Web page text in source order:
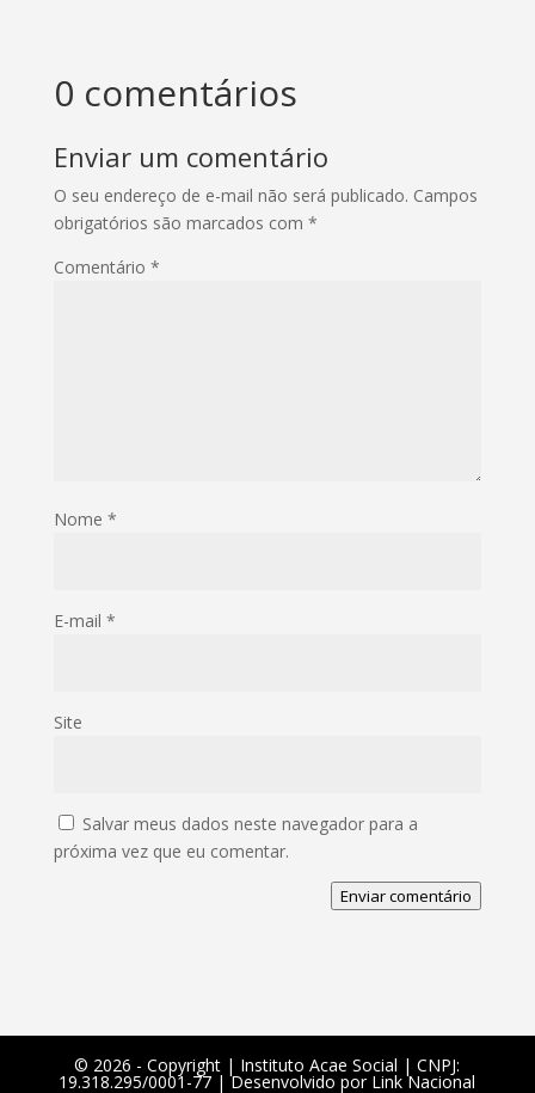
0 comentários
Enviar um comentário
O seu endereço de e-mail não será publicado. Campos
obrigatórios são marcados com *
Comentário *
Nome *
E-mail *
Site
Salvar meus dados neste navegador para a
próxima vez que eu comentar.
Enviar comentário
©️ 2026 - Copyright | Instituto Acae Social | CNPJ:
19.318.295/0001-77 | Desenvolvido por Link Nacional